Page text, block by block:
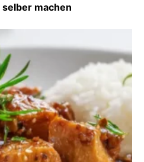
selber machen